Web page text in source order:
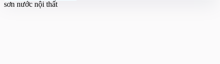
sơn nước nội thất